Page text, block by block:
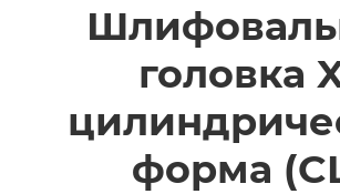
головка
форма